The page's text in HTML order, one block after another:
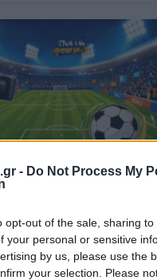
- Do Not Process My
opt-out of the sale, sharing
your personal or sensitive
by us, please use the
your selection. Please